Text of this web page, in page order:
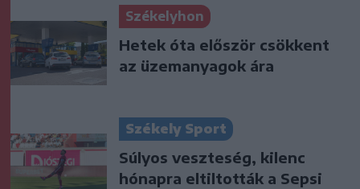
Székelyhon
Hetek óta először csökkent
az üzemanyagok ára
Székely Sport
Súlyos veszteség, kilenc
hónapra eltiltották a Sepsi